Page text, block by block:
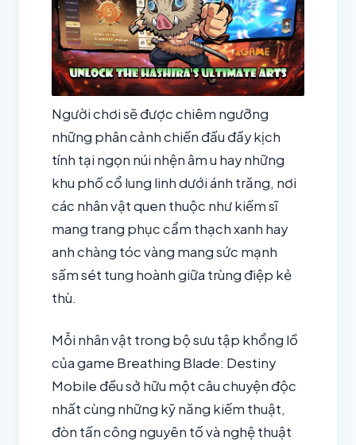
Người chơi sẽ được chiêm ngưỡng
những phân cảnh chiến đấu đầy kịch
tính tại ngọn núi nhện âm u hay những
khu phố cổ lung linh dưới ánh trăng, nơi
các nhân vật quen thuộc như kiếm sĩ
mang trang phục cẩm thạch xanh hay
anh chàng tóc vàng mang sức mạnh
sấm sét tung hoành giữa trùng điệp kẻ
thù.
Mỗi nhân vật trong bộ sưu tập khổng lồ
của game Breathing Blade: Destiny
Mobile đều sở hữu một câu chuyện độc
nhất cùng những kỹ năng kiếm thuật,
đòn tấn công nguyên tố và nghệ thuật